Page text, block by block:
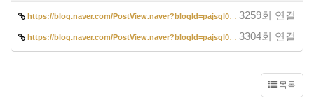
https://blog.naver.com/PostView.naver?blogId=pajsql02&logNo=2229341618… 3259회 연결
https://blog.naver.com/PostView.naver?blogId=pajsql02&logNo=2230925744… 3304회 연결
목록